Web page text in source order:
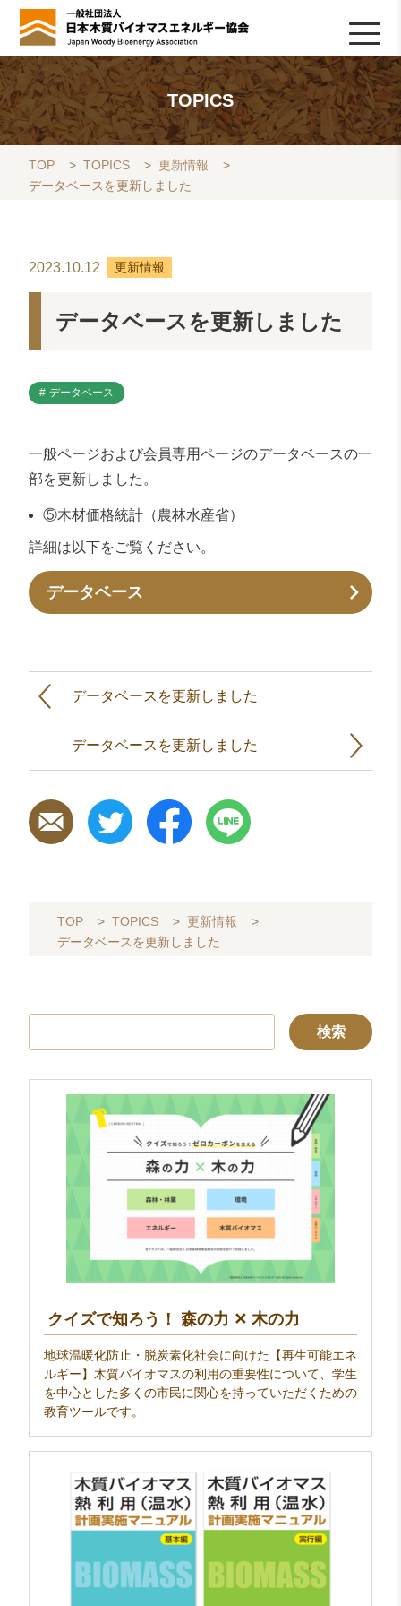
HOME
TOPICS
協会について
木質バイオマスの基礎知識
協会の活動
ライブラリ
データベース
Q&A
リンク集
お問い合わせ
会員専用
採用情報
TOPICS
TOP > TOPICS > 更新情報
>
データベースを更新しました
2023.10.12 更新情報
データベースを更新しました
データベース
一般ページおよび会員専用ページのデータベースの一
部を更新しました。
⑤木材価格統計（農林水産省）
詳細は以下をご覧ください。
データベース
データベースを更新しました
データベースを更新しました
TOP > TOPICS > 更新情報
>
データベースを更新しました
クイズで知ろう！ 森の力 ✕ 木の力
地球温暖化防止・脱炭素化社会に向けた【再生可能エネ
ルギー】木質バイオマスの利用の重要性について、学生
を中心とした多くの市民に関心を持っていただくための
教育ツールです。